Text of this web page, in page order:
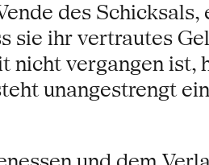
des Schicksals,
sie ihr vertrautes
nicht vergangen
unangestrengt